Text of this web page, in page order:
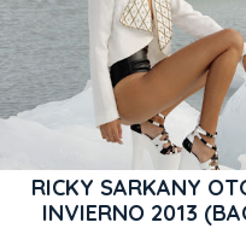
RICKY SARKANY
INVIERNO 2013